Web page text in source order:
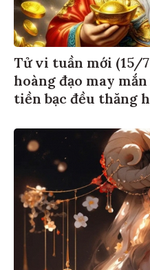
Tử vi tuần mới (15/
hoàng đạo may
tiền bạc đều thăng